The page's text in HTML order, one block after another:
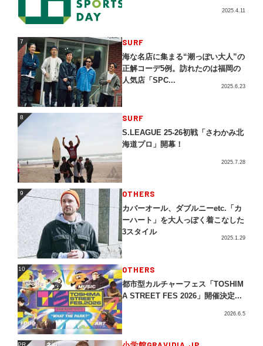
2025.4.11
7 SURF
海な名店に集まる“潮っぽい大人”の
正解コーデ5例。訪れたのは福岡の
人気店「SPC...
2025.6.23
8 SURF
S.LEAGUE 25-26初戦「さわかみ北
海道プロ」開幕！
2025.7.28
9 OTHERS
カバーオール、ダブルニーetc.「カ
ーハート」を大人っぽく着こなした
3スタイル
2025.1.29
10 OTHERS
都市型カルチャーフェス「TOSHIM
A STREET FES 2026」開催決定...
2026.6.5
PR